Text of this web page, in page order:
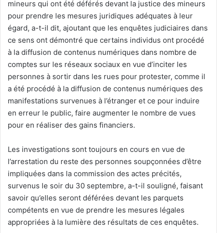
mineurs qui ont été déférés devant la justice des mineurs
pour prendre les mesures juridiques adéquates à leur
égard, a-t-il dit, ajoutant que les enquêtes judiciaires dans
ce sens ont démontré que certains individus ont procédé
à la diffusion de contenus numériques dans nombre de
comptes sur les réseaux sociaux en vue d’inciter les
personnes à sortir dans les rues pour protester, comme il
a été procédé à la diffusion de contenus numériques des
manifestations survenues à l’étranger et ce pour induire
en erreur le public, faire augmenter le nombre de vues
pour en réaliser des gains financiers.
Les investigations sont toujours en cours en vue de
l’arrestation du reste des personnes soupçonnées d’être
impliquées dans la commission des actes précités,
survenus le soir du 30 septembre, a-t-il souligné, faisant
savoir qu’elles seront déférées devant les parquets
compétents en vue de prendre les mesures légales
appropriées à la lumière des résultats de ces enquêtes.